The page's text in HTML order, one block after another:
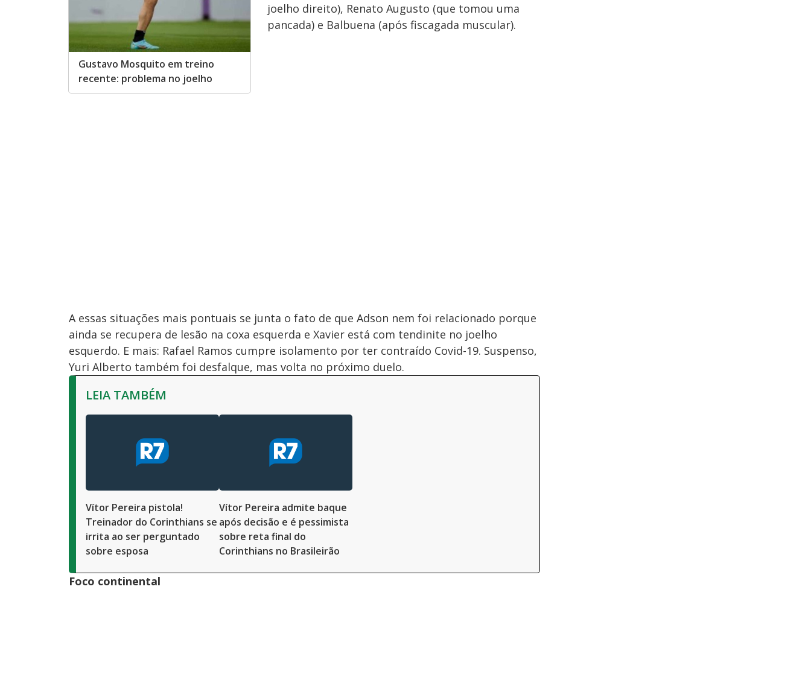
Gustavo Mosquito em treino
recente: problema no joelho
joelho direito), Renato Augusto (que tomou uma
pancada) e Balbuena (após fiscagada muscular).
A essas situações mais pontuais se junta o fato de que Adson nem foi relacionado porque
ainda se recupera de lesão na coxa esquerda e Xavier está com tendinite no joelho
esquerdo. E mais: Rafael Ramos cumpre isolamento por ter contraído Covid-19. Suspenso,
Yuri Alberto também foi desfalque, mas volta no próximo duelo.
LEIA TAMBÉM
Vítor Pereira pistola!
Treinador do Corinthians se
irrita ao ser perguntado
sobre esposa
Vítor Pereira admite baque
após decisão e é pessimista
sobre reta final do
Corinthians no Brasileirão
Foco continental